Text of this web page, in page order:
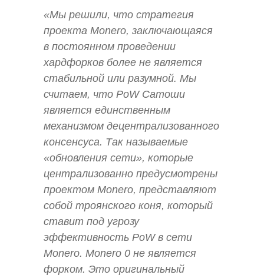
«Мы решили, что стратегия
проекта Monero, заключающаяся
в постоянном проведении
хардфорков более не является
стабильной или разумной. Мы
считаем, что PoW Сатоши
является единственным
механизмом децентрализованного
консенсуса. Так называемые
«обновления сети», которые
централизованно предусмотрены
проектом Monero, представляют
собой троянского коня, который
ставит под угрозу
эффективность PoW в сети
Monero. Monero 0 не является
форком. Это оригинальный